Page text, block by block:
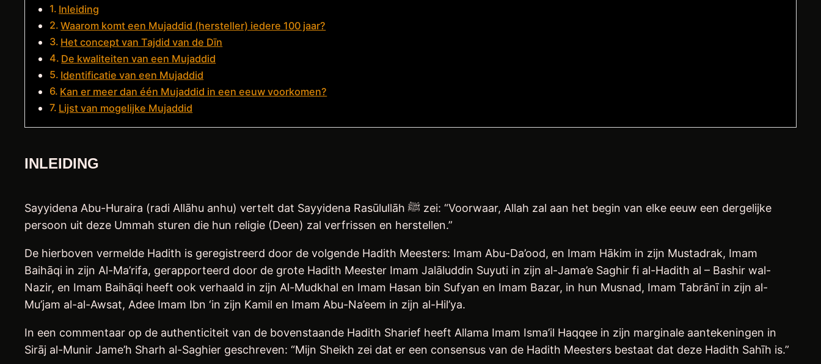
Inleiding
Waarom komt een Mujaddid (hersteller) iedere 100 jaar?
Het concept van Tajdid van de Dīn
De kwaliteiten van een Mujaddid
Identificatie van een Mujaddid
Kan er meer dan één Mujaddid in een eeuw voorkomen?
Lijst van mogelijke Mujaddid
INLEIDING
Sayyidena Abu-Huraira (radi Allāhu anhu) vertelt dat Sayyidena Rasūlullāh ﷺ zei: “Voorwaar, Allah zal aan het begin van elke eeuw een dergelijke
persoon uit deze Ummah sturen die hun religie (Deen) zal verfrissen en herstellen.”
De hierboven vermelde Hadith is geregistreerd door de volgende Hadith Meesters: Imam Abu-Da’ood, en Imam Hākim in zijn Mustadrak, Imam
Baihāqi in zijn Al-Ma’rifa, gerapporteerd door de grote Hadith Meester Imam Jalāluddin Suyuti in zijn al-Jama’e Saghir fi al-Hadith al – Bashir wal-
Nazir, en Imam Baihāqi heeft ook verhaald in zijn Al-Mudkhal en Imam Hasan bin Sufyan en Imam Bazar, in hun Musnad, Imam Tabrānī in zijn al-
Mu’jam al-al-Awsat, Adee Imam Ibn ‘in zijn Kamil en Imam Abu-Na’eem in zijn al-Hil’ya.
In een commentaar op de authenticiteit van de bovenstaande Hadith Sharief heeft Allama Imam Isma’il Haqqee in zijn marginale aantekeningen in
Sirāj al-Munir Jame’h Sharh al-Saghier geschreven: “Mijn Sheikh zei dat er een consensus van de Hadith Meesters bestaat dat deze Hadith Sahīh is.”